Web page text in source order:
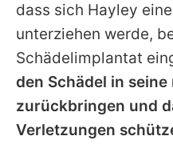
dass sich Hayley
unterziehen werde,
Schädelimplantat
den Schädel in
zurückbringen und
Verletzungen